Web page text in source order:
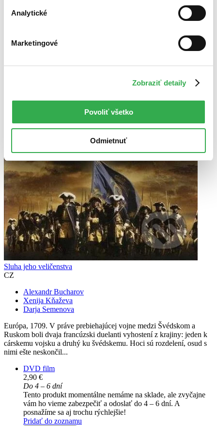
Analytické
Marketingové
Zobraziť detaily
Povoliť všetko
Odmietnuť
Sluha jeho veličenstva
CZ
Alexandr Bucharov
Xenija Kňaževa
Darja Semenova
Európa, 1709. V práve prebiehajúcej vojne medzi Švédskom a
Ruskom boli dvaja francúzski duelanti vyhostení z krajiny: jeden k
cárskemu vojsku a druhý ku švédskemu. Hoci sú rozdelení, osud s
nimi ešte neskončil...
DVD film
2,90 €
Do 4 – 6 dní
Tento produkt momentálne nemáme na sklade, ale zvyčajne
vám ho vieme zabezpečiť a odoslať do 4 – 6 dní. A
posnažíme sa aj trochu rýchlejšie!
Pridať do zoznamu